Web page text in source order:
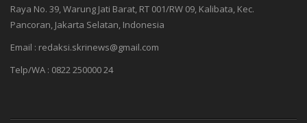
Raya No. 39, Warung Jati Barat, RT 001/RW 09, Kalibata, Kec.
Pancoran, Jakarta Selatan, Indonesia
Email : redaksi.skrinews@gmail.com
Telp/WA : 0822 250000 24